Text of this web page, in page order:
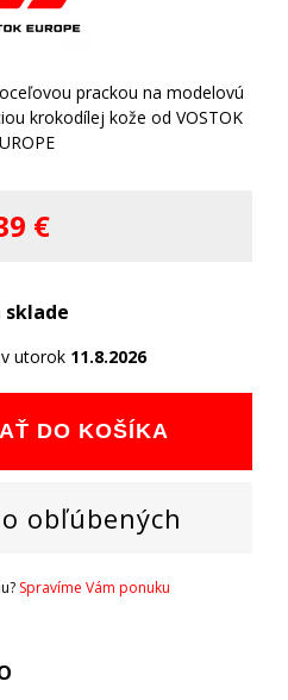
prackou na modelovú
krokodílej kože od VOSTOK
€
sklade
utorok 11.8.2026
DO KOŠÍKA
obľúbených
Spravíme Vám ponuku